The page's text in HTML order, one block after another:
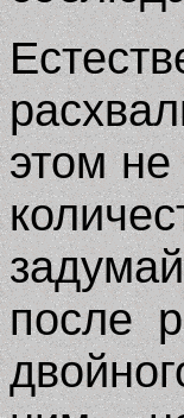
этом не
после